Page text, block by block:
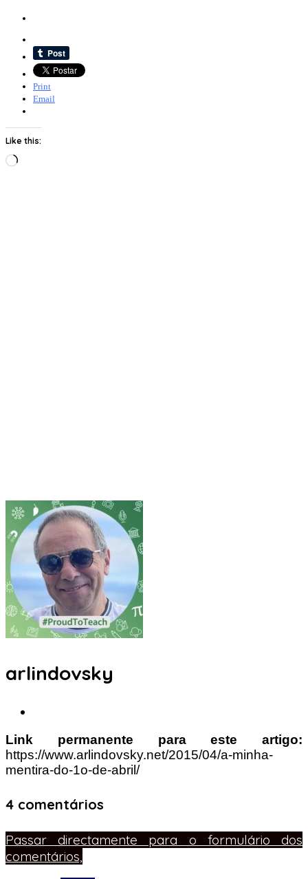
Print
Email
Like this:
Loading…
arlindovsky
Link permanente para este artigo:
https://www.arlindovsky.net/2015/04/a-minha-
mentira-do-1o-de-abril/
4 comentários
Passar directamente para o formulário dos
comentários,